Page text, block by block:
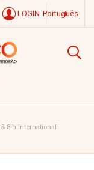
LOGIN Português
8th International